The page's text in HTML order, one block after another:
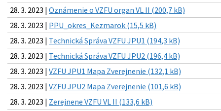
28. 3. 2023 | Oznámenie o VZFU organ VL II (200,7 kB)
28. 3. 2023 | PPU_okres_Kezmarok (15,5 kB)
28. 3. 2023 | Technická Správa VZFU JPU1 (194,3 kB)
28. 3. 2023 | Technická Správa VZFU JPU2 (196,4 kB)
28. 3. 2023 | VZFU JPU1 Mapa Zverejnenie (132,1 kB)
28. 3. 2023 | VZFU JPU2 Mapa Zverejnenie (101,6 kB)
28. 3. 2023 | Zerejnene VZFU VL II (133,6 kB)